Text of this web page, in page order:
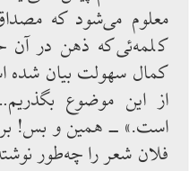
معلوم می‌شود که
کلمه‌ئی که ذهن در آن
کمال سهولت بیان ‌شده
از این موضوع
‌است.» ــ همین و بس!
فلان شعر را چه‌طور